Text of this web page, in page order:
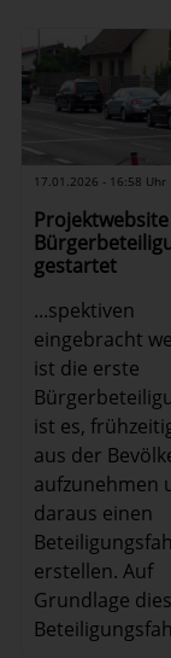
17.01.2026 - 16:58 Uhr
gestartet
...spektiven
eingebracht
ist die erste
ist es,
aus der
aufzunehmen
daraus einen
erstellen. Auf
Grundlage